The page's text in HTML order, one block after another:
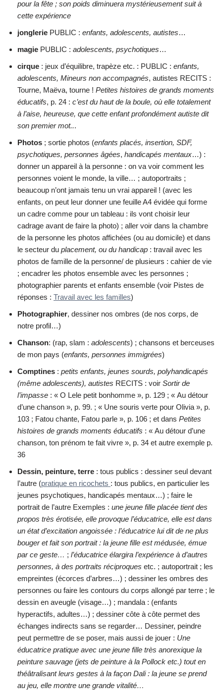
pour la fête ; son poids diminuera mystérieusement suit à
cette expérience
jonglerie PUBLIC : enfants, adolescents, autistes…
magie PUBLIC : adolescents, psychotiques…
cirque : jeux d’équilibre, trapèze etc. : PUBLIC : enfants,
adolescents, Mineurs non accompagnés, autistes RECITS :
Tourne, Maëva, tourne ! Petites histoires de grands moments
éducatifs, p. 24 : c’est du haut de la boule, où elle totalement
à l’aise, heureuse, que cette enfant profondément autiste dit
son premier mot...
Photos ; sortie photos (enfants placés, insertion, SDF,
psychotiques, personnes âgées, handicapés mentaux…) :
donner un appareil à la personne : on va voir comment les
personnes voient le monde, la ville… ; autoportraits ;
beaucoup n’ont jamais tenu un vrai appareil ! (avec les
enfants, on peut leur donner une feuille A4 évidée qui forme
un cadre comme pour un tableau : ils vont choisir leur
cadrage avant de faire la photo) ; aller voir dans la chambre
de la personne les photos affichées (ou au domicile) et dans
le secteur du placement, ou du handicap : travail avec les
photos de famille de la personne/ de plusieurs : cahier de vie
; encadrer les photos ensemble avec les personnes ;
photographier parents et enfants ensemble (voir Pistes de
réponses : Travail avec les familles)
Photographier, dessiner nos ombres (de nos corps, de
notre profil…)
Chanson: (rap, slam : adolescents) ; chansons et berceuses
de mon pays (enfants, personnes immigrées)
Comptines : petits enfants, jeunes sourds, polyhandicapés
(même adolescents), autistes RECITS : voir Sortir de
l’impasse : « O Lele petit bonhomme », p. 129 ; « Au détour
d’une chanson », p. 99. ; « Une souris verte pour Olivia », p.
103 ; Fatou chante, Fatou parle », p. 106 ; et dans Petites
histoires de grands moments éducatifs : « Au détour d’une
chanson, ton prénom te fait vivre », p. 34 et autre exemple p.
36
Dessin, peinture, terre : tous publics : dessiner seul devant
l’autre (pratique en ricochets : tous publics, en particulier les
jeunes psychotiques, handicapés mentaux…) ; faire le
portrait de l’autre Exemples : une jeune fille placée tient des
propos très érotisée, elle provoque l’éducatrice, elle est dans
un état d’excitation angoissée : l’éducatrice lui dit de ne plus
bouger et fait son portrait : la jeune fille est médusée, émue
par ce geste… ; l’éducatrice élargira l’expérience à d’autres
personnes, à des portraits réciproques etc. ; autoportrait ; les
empreintes (écorces d’arbres…) ; dessiner les ombres des
personnes ou faire les contours du corps allongé par terre ; le
dessin en aveugle (visage…) ; mandala : (enfants
hyperactifs, adultes…) ; dessiner côte à côte permet des
échanges indirects sans se regarder… Dessiner, peindre
peut permettre de se poser, mais aussi de jouer : Une
éducatrice pratique avec une jeune fille très anorexique la
peinture sauvage (jets de peinture à la Pollock etc.) tout en
théâtralisant leurs gestes à la façon Dali : la jeune se prend
au jeu, elle montre une grande vitalité…